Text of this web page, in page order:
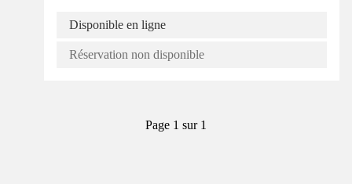
Disponible en ligne
Réservation non disponible
Page 1 sur 1